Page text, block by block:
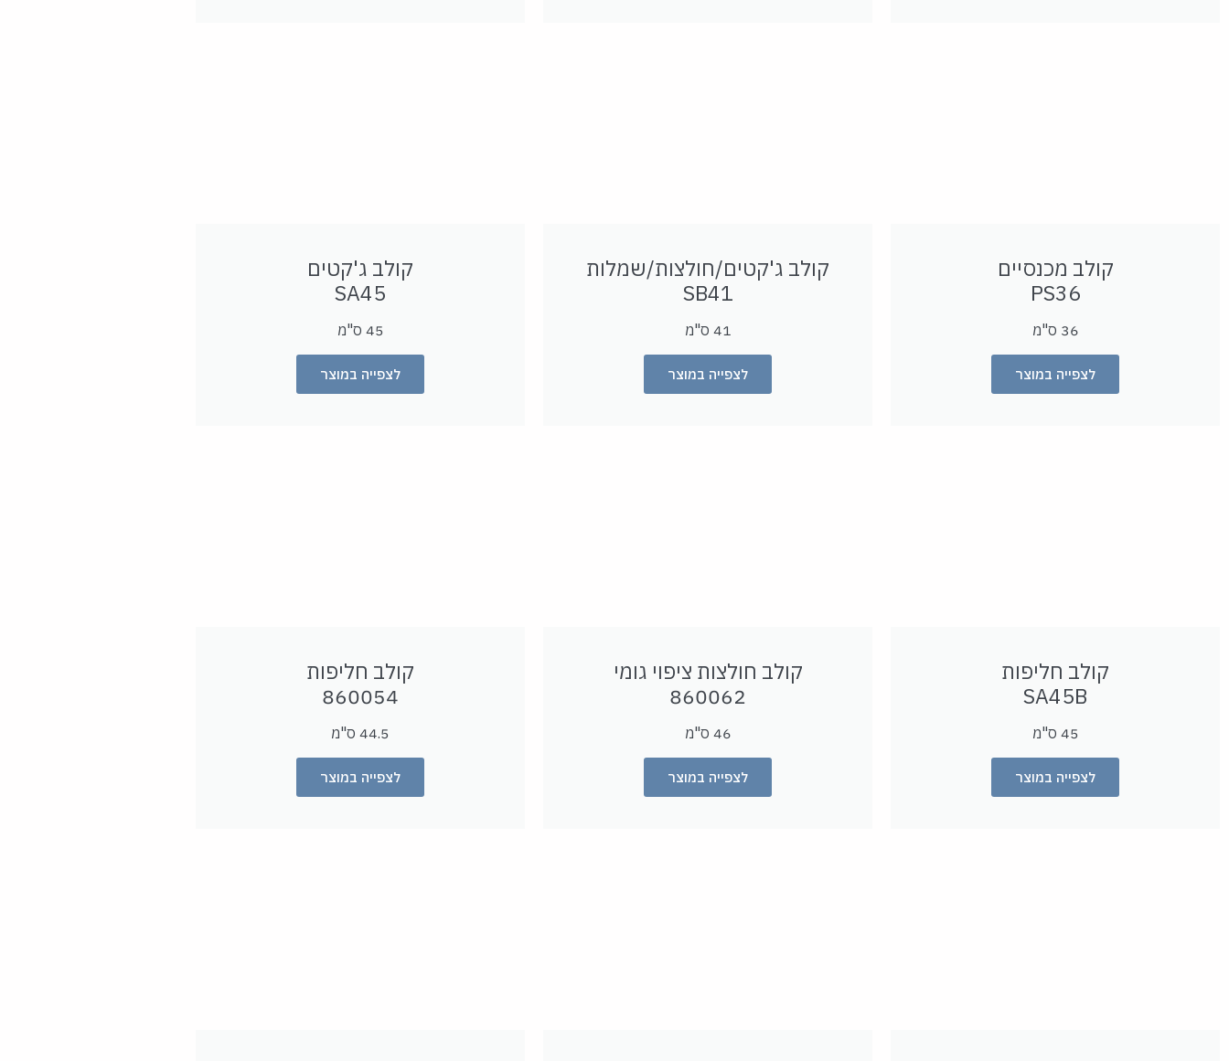
קולב מכנסיים
PS36
36 ס"מ
לצפייה במוצר
קולב ג'קטים/חולצות/שמלות
SB41
41 ס"מ
לצפייה במוצר
קולב ג'קטים
SA45
45 ס"מ
לצפייה במוצר
קולב חליפות
SA45B
45 ס"מ
לצפייה במוצר
קולב חולצות ציפוי גומי
860062
46 ס"מ
לצפייה במוצר
קולב חליפות
860054
44.5 ס"מ
לצפייה במוצר